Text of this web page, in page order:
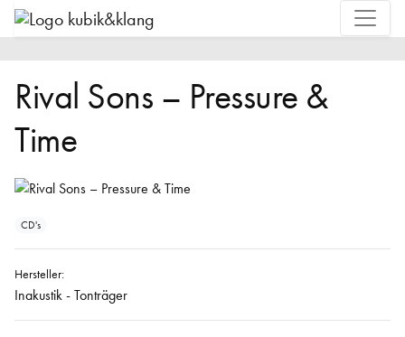
Rival Sons – Pressure &
Time
CD's
Hersteller:
Inakustik - Tonträger